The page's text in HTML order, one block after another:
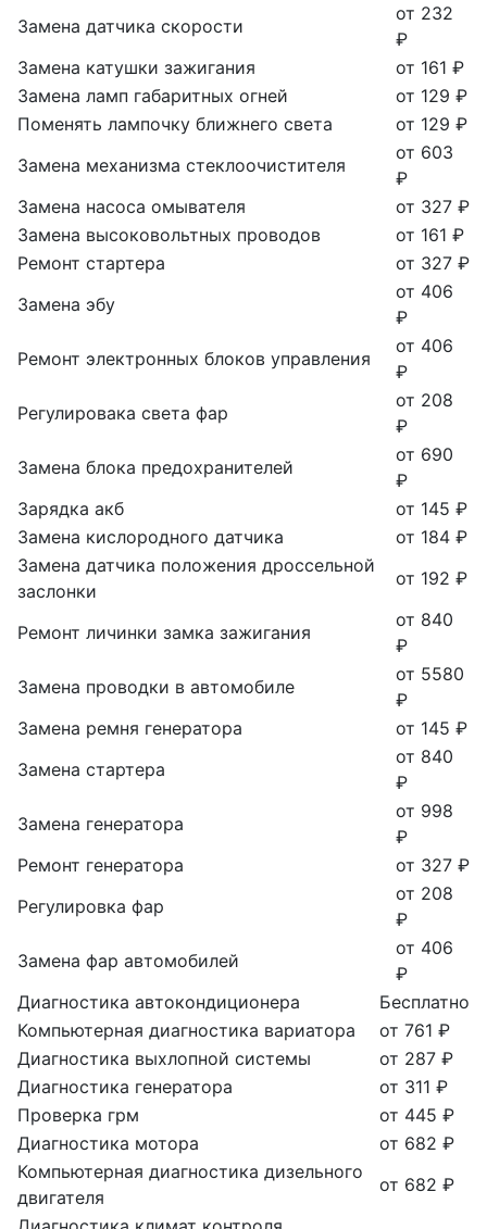
Замена датчика скорости
от 232
₽
Замена катушки зажигания
от 161 ₽
Замена ламп габаритных огней
от 129 ₽
Поменять лампочку ближнего света
от 129 ₽
Замена механизма стеклоочистителя
от 603
₽
Замена насоса омывателя
от 327 ₽
Замена высоковольтных проводов
от 161 ₽
Ремонт стартера
от 327 ₽
Замена эбу
от 406
₽
Ремонт электронных блоков управления
от 406
₽
Регулировака света фар
от 208
₽
Замена блока предохранителей
от 690
₽
Зарядка акб
от 145 ₽
Замена кислородного датчика
от 184 ₽
Замена датчика положения дроссельной
заслонки
от 192 ₽
Ремонт личинки замка зажигания
от 840
₽
Замена проводки в автомобиле
от 5580
₽
Замена ремня генератора
от 145 ₽
Замена стартера
от 840
₽
Замена генератора
от 998
₽
Ремонт генератора
от 327 ₽
Регулировка фар
от 208
₽
Замена фар автомобилей
от 406
₽
Диагностика автокондиционера
Бесплатно
Компьютерная диагностика вариатора
от 761 ₽
Диагностика выхлопной системы
от 287 ₽
Диагностика генератора
от 311 ₽
Проверка грм
от 445 ₽
Диагностика мотора
от 682 ₽
Компьютерная диагностика дизельного
двигателя
от 682 ₽